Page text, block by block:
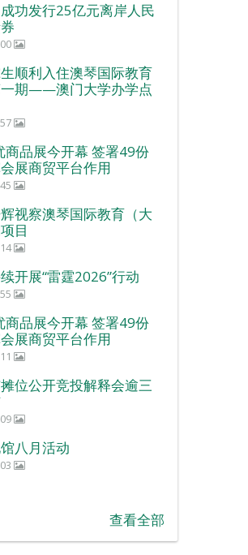
功发行25亿元离岸人民
顺利入住澳琴国际教育
一期——澳门大学办学点
品展今开幕 签署49份
展商贸平台作用
视察澳琴国际教育（大
目
开展“雷霆2026”行动
品展今开幕 签署49份
展商贸平台作用
位公开竞投解释会逾三
八月活动
查看全部